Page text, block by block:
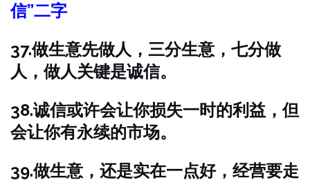
信”二字
37.做生意先做人，三分生意，七分做
人，做人关键是诚信。
38.诚信或许会让你损失一时的利益，但
会让你有永续的市场。
39.做生意，还是实在一点好，经营要走